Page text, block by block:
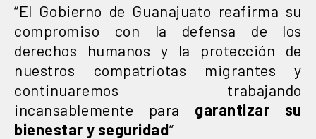
“El Gobierno de Guanajuato reafirma su
compromiso con la defensa de los
derechos humanos y la protección de
nuestros compatriotas migrantes y
continuaremos trabajando
incansablemente para garantizar su
bienestar y seguridad”